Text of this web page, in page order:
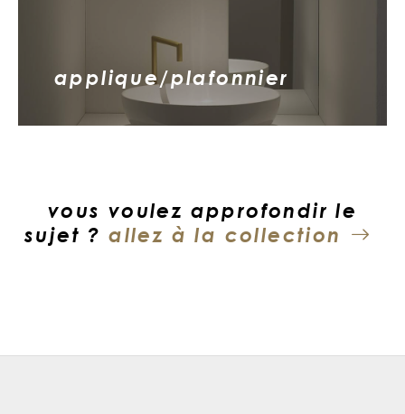
applique/plafonnier
vous voulez approfondir le
sujet ?allez à la collection